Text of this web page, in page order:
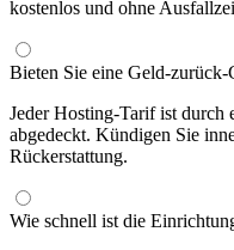
kostenlos und ohne
Bieten Sie eine Geld-zurück-
Jeder Hosting-Tarif ist durch
abgedeckt. Kündigen Sie
Rückerstattung.
Wie schnell ist die